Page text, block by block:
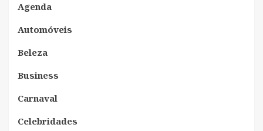
Agenda
Automóveis
Beleza
Business
Carnaval
Celebridades